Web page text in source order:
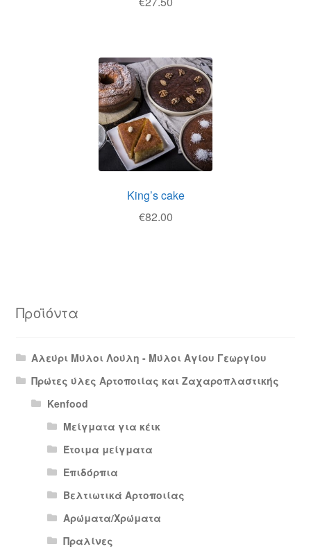
King’s cake
€82.00
Προϊόντα
Αλεύρι Μύλοι Λούλη - Μύλοι Αγίου Γεωργίου
Πρώτες ύλες Αρτοποιίας και Ζαχαροπλαστικής
Kenfood
Μείγματα για κέικ
Έτοιμα μείγματα
Επιδόρπια
Βελτιωτικά Αρτοποιίας
Αρώματα/Χρώματα
Πραλίνες